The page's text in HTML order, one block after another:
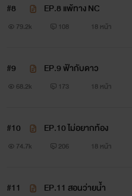
“แม่ต้องการเพียงหลาน
“แล้วจะให้ทำยังไงล่ะใ
สามารถตั้งครรภ์ได้ก็หามาสิค
ฟ้าไม่รู้เลยว่าสิ่งที่พูดไปจะมีผ
จะมีผู้ชายประเภทนั้นบนโลกใบนี้
#8 EP.8 แพ้ทาง NC
79.2k 108 18 หน้า
#9 EP.9 ฟ้ากับดาว
68.2k 173 18 หน้า
#10 EP.10 ไม่อยากท้อง
74.7k 206 18 หน้า
#11 EP.11 สอนว่ายน้ำ